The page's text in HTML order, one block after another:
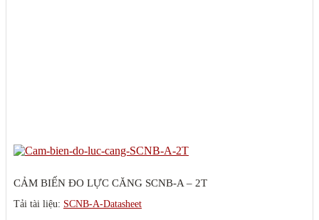
CẢM BIẾN ĐO LỰC CĂNG SCNB-A – 2T
Tải tài liệu: SCNB-A-Datasheet